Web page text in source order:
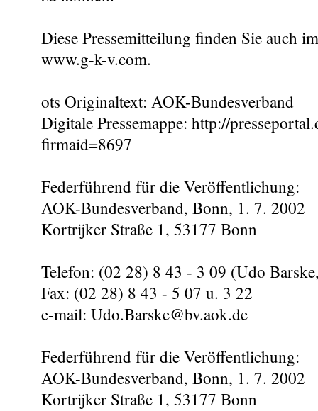
Diese Pressemitteilung finden Sie auch
www.g-k-v.com.
ots Originaltext: AOK-Bundesverband
Digitale Pressemappe: http://
firmaid=8697
Federführend für die Veröffentlichung:
AOK-Bundesverband, Bonn, 1. 7. 2002
Kortrijker Straße 1, 53177 Bonn
Telefon: (02 28) 8 43 - 3 09 (Udo
Fax: (02 28) 8 43 - 5 07 u. 3 22
e-mail: Udo.Barske@bv.aok.de
Federführend für die Veröffentlichung:
AOK-Bundesverband, Bonn, 1. 7. 2002
Kortrijker Straße 1, 53177 Bonn